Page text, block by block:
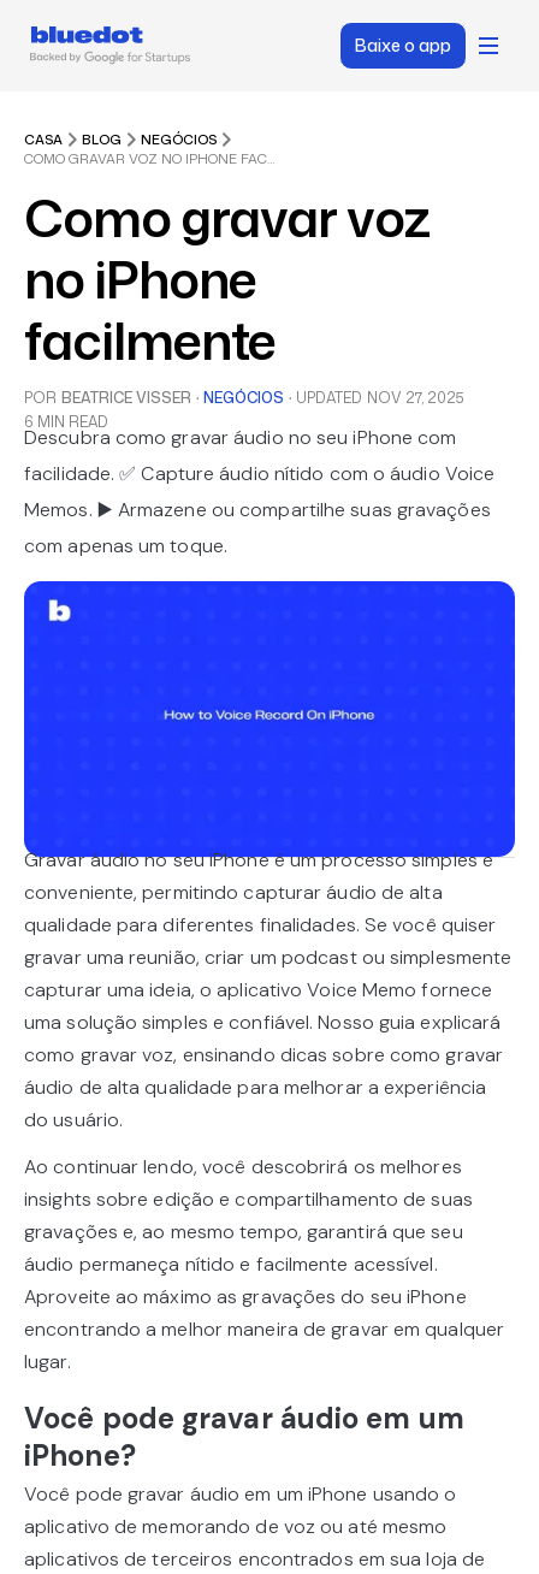
Baixe o app
CASA BLOG
NEGÓCIOS
COMO GRAVAR VOZ NO IPHONE FACILMENTE
Como gravar voz
no iPhone
facilmente
POR BEATRICE VISSER · NEGÓCIOS · UPDATED NOV 27, 2025
6 MIN READ
Descubra como gravar áudio no seu iPhone com
facilidade. ✅ Capture áudio nítido com o áudio Voice
Memos. ▶️ Armazene ou compartilhe suas gravações
com apenas um toque.
Gravar áudio no seu iPhone é um processo simples e
conveniente, permitindo capturar áudio de alta
qualidade para diferentes finalidades. Se você quiser
gravar uma reunião, criar um podcast ou simplesmente
capturar uma ideia, o aplicativo Voice Memo fornece
uma solução simples e confiável. Nosso guia explicará
como gravar voz, ensinando dicas sobre como gravar
áudio de alta qualidade para melhorar a experiência
do usuário.
Ao continuar lendo, você descobrirá os melhores
insights sobre edição e compartilhamento de suas
gravações e, ao mesmo tempo, garantirá que seu
áudio permaneça nítido e facilmente acessível.
Aproveite ao máximo as gravações do seu iPhone
encontrando a melhor maneira de gravar em qualquer
lugar.
Você pode gravar áudio em um
iPhone?
Você pode gravar áudio em um iPhone usando o
aplicativo de memorando de voz ou até mesmo
aplicativos de terceiros encontrados em sua loja de